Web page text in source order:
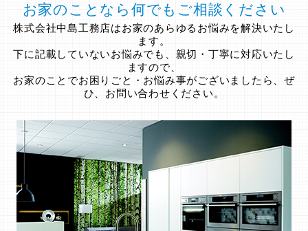
お家のことなら何でもご相談ください
株式会社中島工務店はお家のあらゆるお悩みを解決いたし
ます。
下に記載していないお悩みでも、親切・丁寧に対応いたし
ますので、
お家のことでお困りごと・お悩み事がございましたら、ぜ
ひ、お問い合わせください。